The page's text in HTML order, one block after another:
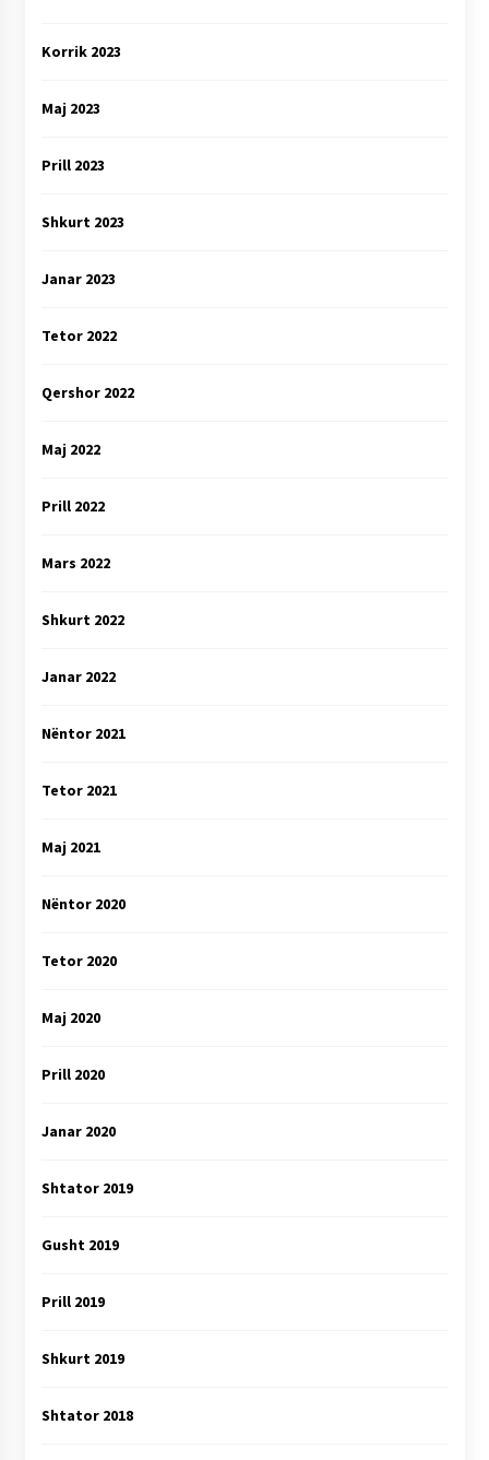
Korrik 2023
Maj 2023
Prill 2023
Shkurt 2023
Janar 2023
Tetor 2022
Qershor 2022
Maj 2022
Prill 2022
Mars 2022
Shkurt 2022
Janar 2022
Nëntor 2021
Tetor 2021
Maj 2021
Nëntor 2020
Tetor 2020
Maj 2020
Prill 2020
Janar 2020
Shtator 2019
Gusht 2019
Prill 2019
Shkurt 2019
Shtator 2018